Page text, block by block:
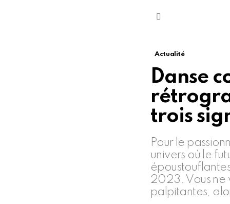
Actualité
Danse
trois
Pour le
univers où le
2023. Vous ne
palpitantes,